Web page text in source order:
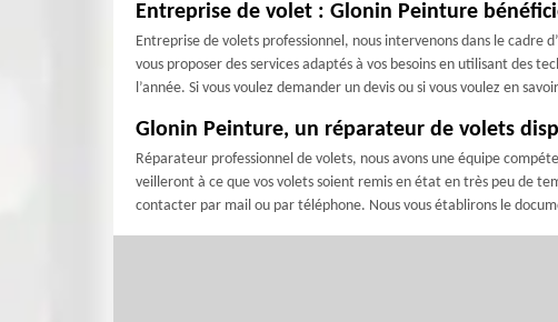
Entreprise de volet : Glonin Peinture
Entreprise de volets professionnel, nous intervenons dans le cadre
vous proposer des services adaptés à vos besoins en utilisant des
l’année. Si vous voulez demander un devis ou si vous voulez en
Glonin Peinture, un réparateur de volets
Réparateur professionnel de volets, nous avons une équipe
veilleront à ce que vos volets soient remis en état en très peu de
contacter par mail ou par téléphone. Nous vous établirons le